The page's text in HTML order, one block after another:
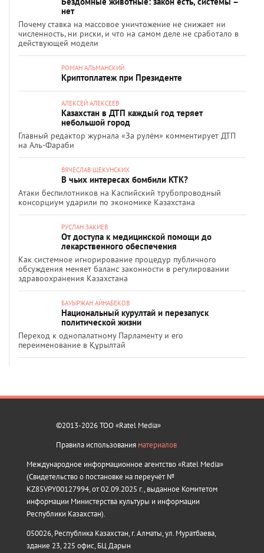
нет
Почему ставка на массовое уничтожение не снижает ни
численность, ни риски, и что на самом деле не сработало в
действующей модели
РОМАН АЛЬМАНСКИЙ
Криптоплатеж при Президенте
АЛЕКСЕЙ АЛЕКСЕЕВ
Казахстан в ДТП каждый год теряет
небольшой город
Главный редактор журнала «За рулём» комментирует ДТП
на Аль-Фараби
ВЯЧЕСЛАВ ЩЕКУНСКИХ
В чьих интересах бомбили КТК?
Атаки беспилотников на Каспийский трубопроводный
консорциум ударили по экономике Казахстана
РУСЛАН ЗАКИЕВ
От доступа к медицинской помощи до
лекарственного обеспечения
Как системное игнорирование процедур публичного
обсуждения меняет баланс законности в регулировании
здравоохранения Казахстана
БАУЫРЖАН АЙНАБЕКОВ
Национальный курултай и перезапуск
политической жизни
Переход к однопалатному Парламенту и его
переименование в Құрылтай
©2013-2026 ТОО «Ratel Media»
Правила использования материалов
Международное информационное агентство «Ratel Media»
(Свидетельство о постановке на переучёт №
KZ85VPY00127994, от 02.09.2025 г., выданное Комитетом
информации Министерства культуры и информации
Республики Казахстан).
050026, Республика Казахстан, г. Алматы, ул. Муратбаева,
здание 23, 225 офис, БЦ Дарын